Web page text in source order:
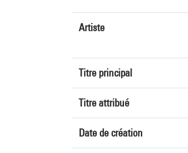
Artiste
Titre principal
Titre attribué
Date de création